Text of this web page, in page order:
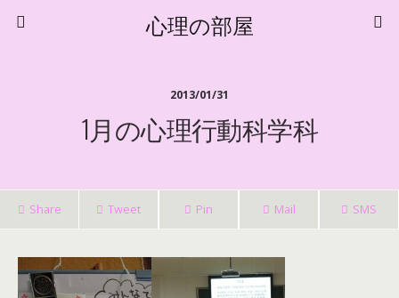
心理の部屋
2013/01/31
1月の心理行動科学科
Share Tweet Pin Mail SMS